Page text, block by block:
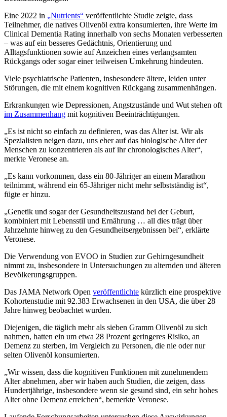
Eine 2022 in „Nutrients“ veröffentlichte Studie zeigte, dass
Teilnehmer, die natives Olivenöl extra konsumierten, ihre Werte im
Clinical Dementia Rating innerhalb von sechs Monaten verbesserten
– was auf ein besseres Gedächtnis, Orientierung und
Alltagsfunktionen sowie auf Anzeichen eines verlangsamten
Rückgangs oder sogar einer teilweisen Umkehrung hindeuten.
Viele psychiatrische Patienten, insbesondere ältere, leiden unter
Störungen, die mit einem kognitiven Rückgang zusammenhängen.
Erkrankungen wie Depressionen, Angstzustände und Wut stehen oft
im Zusammenhang mit kognitiven Beeinträchtigungen.
„Es ist nicht so einfach zu definieren, was das Alter ist. Wir als
Spezialisten neigen dazu, uns eher auf das biologische Alter der
Menschen zu konzentrieren als auf ihr chronologisches Alter“,
merkte Veronese an.
„Es kann vorkommen, dass ein 80-Jähriger an einem Marathon
teilnimmt, während ein 65-Jähriger nicht mehr selbstständig ist“,
fügte er hinzu.
„Genetik und sogar der Gesundheitszustand bei der Geburt,
kombiniert mit Lebensstil und Ernährung … all dies trägt über
Jahrzehnte hinweg zu den Gesundheitsergebnissen bei“, erklärte
Veronese.
Die Verwendung von EVOO in Studien zur Gehirngesundheit
nimmt zu, insbesondere in Untersuchungen zu alternden und älteren
Bevölkerungsgruppen.
Das JAMA Network Open veröffentlichte kürzlich eine prospektive
Kohortenstudie mit 92.383 Erwachsenen in den USA, die über 28
Jahre hinweg beobachtet wurden.
Diejenigen, die täglich mehr als sieben Gramm Olivenöl zu sich
nahmen, hatten ein um etwa 28 Prozent geringeres Risiko, an
Demenz zu sterben, im Vergleich zu Personen, die nie oder nur
selten Olivenöl konsumierten.
„Wir wissen, dass die kognitiven Funktionen mit zunehmendem
Alter abnehmen, aber wir haben auch Studien, die zeigen, dass
Hundertjährige, insbesondere wenn sie gesund sind, ein sehr hohes
Alter ohne Demenz erreichen“, bemerkte Veronese.